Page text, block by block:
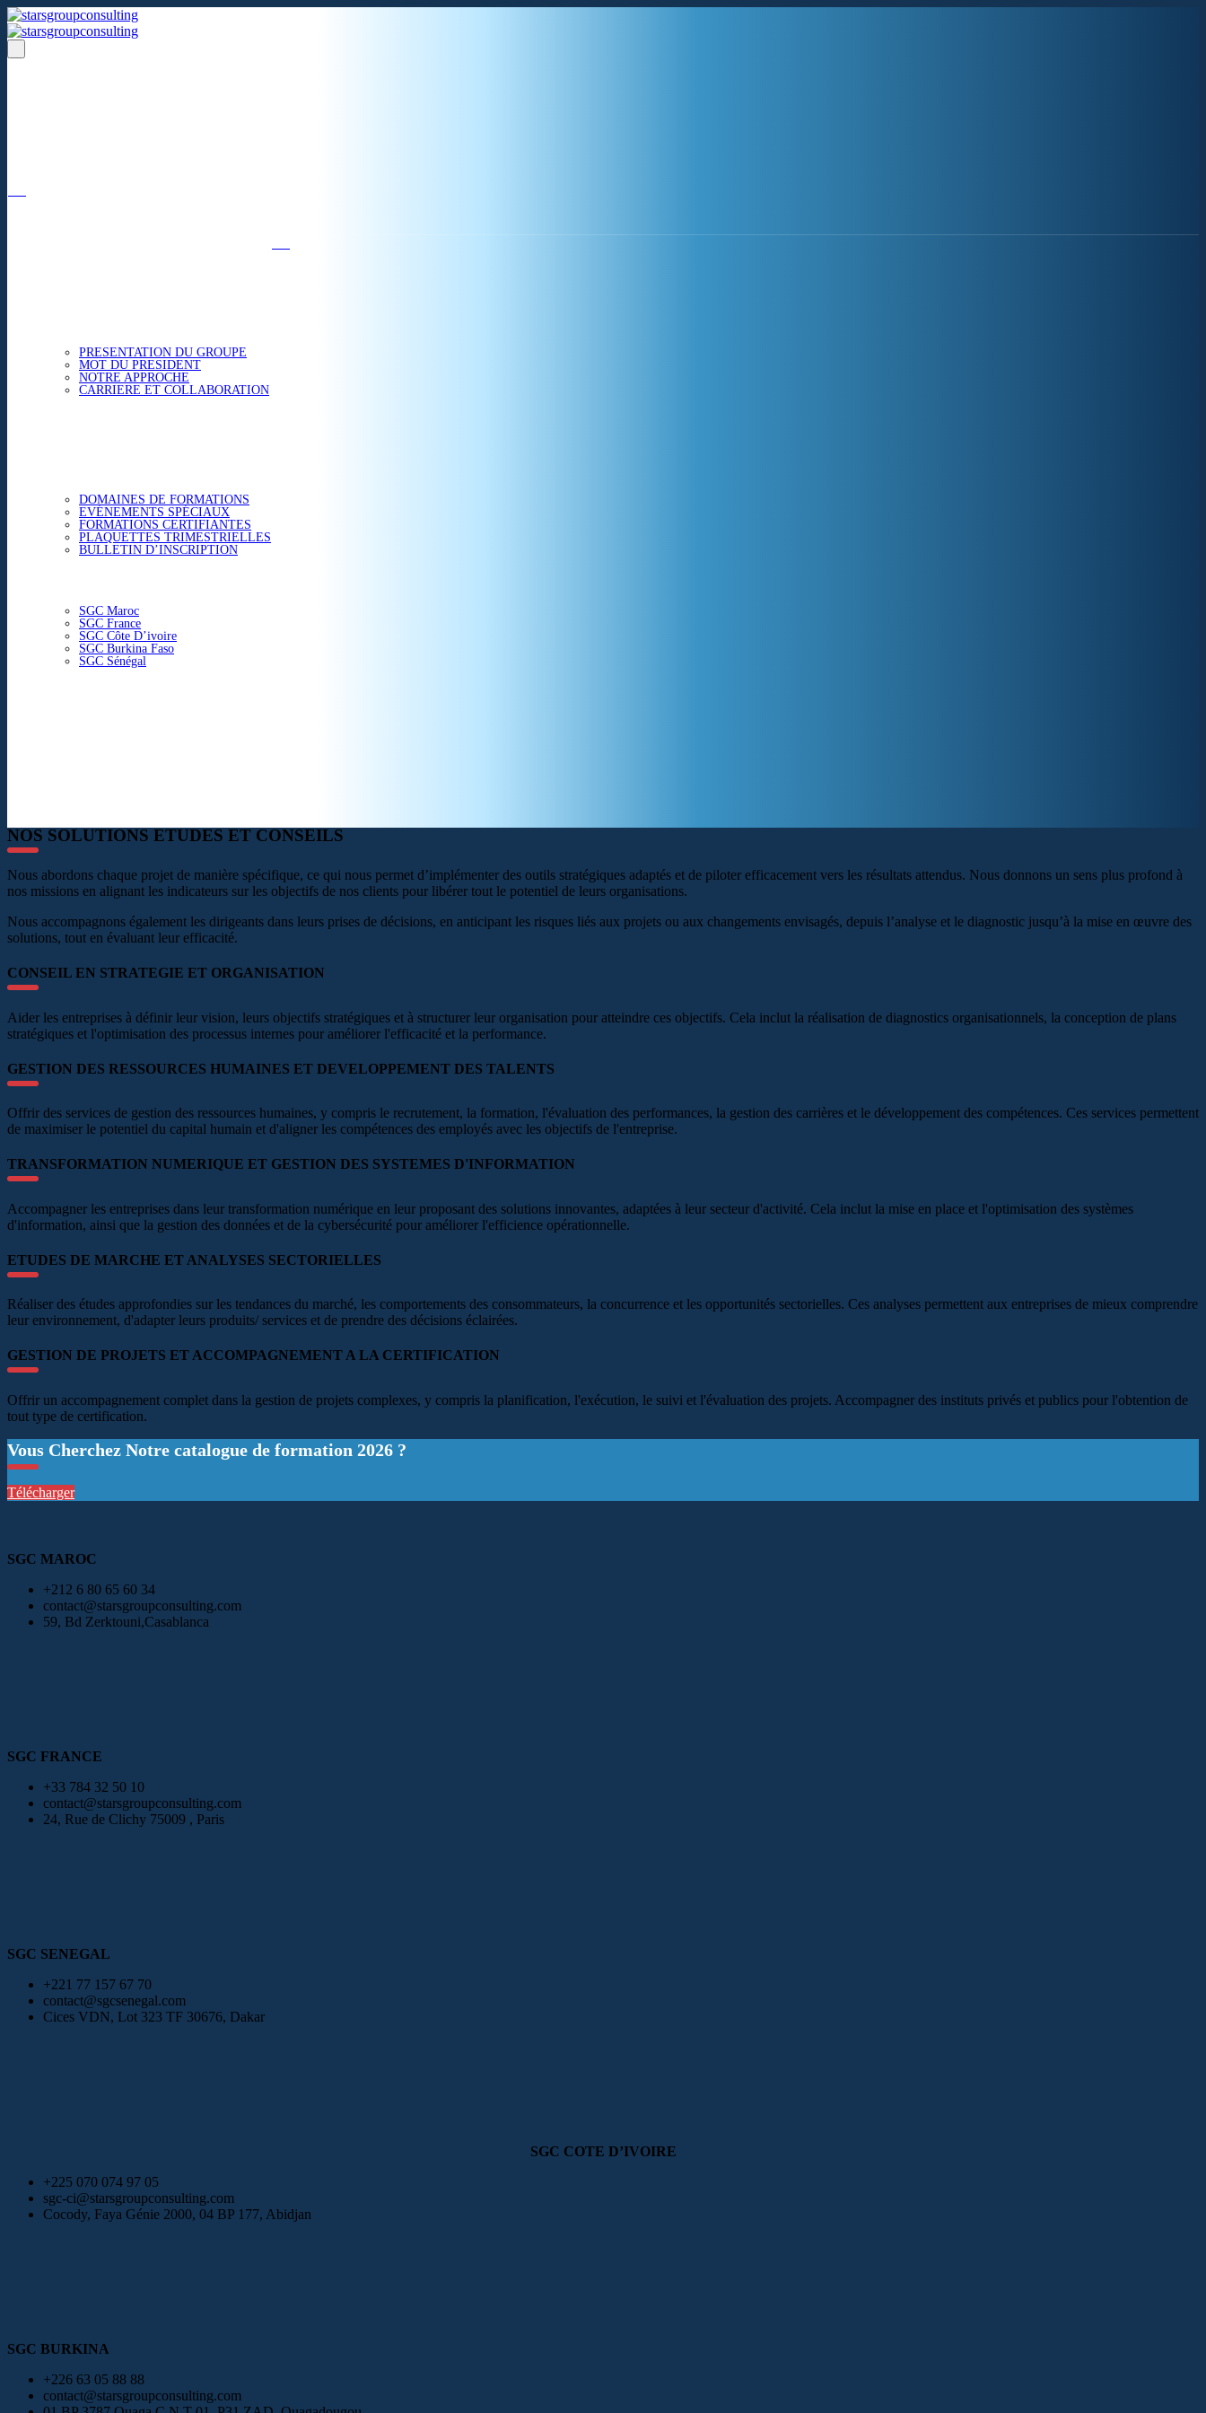
PRESENTATION DU GROUPE
MOT DU PRESIDENT
NOTRE APPROCHE
CARRIERE ET COLLABORATION
DOMAINES DE FORMATIONS
EVÉNEMENTS SPÉCIAUX
FORMATIONS CERTIFIANTES
PLAQUETTES TRIMESTRIELLES
BULLETIN D’INSCRIPTION
SGC Maroc
SGC France
SGC Côte D’ivoire
SGC Burkina Faso
SGC Sénégal
NOS SOLUTIONS ETUDES ET CONSEILS
Nous abordons chaque projet de manière spécifique, ce qui nous permet d’implémenter des outils stratégiques adaptés et de piloter efficacement vers les résultats attendus. Nous donnons un sens plus profond à
nos missions en alignant les indicateurs sur les objectifs de nos clients pour libérer tout le potentiel de leurs organisations.
Nous accompagnons également les dirigeants dans leurs prises de décisions, en anticipant les risques liés aux projets ou aux changements envisagés, depuis l’analyse et le diagnostic jusqu’à la mise en œuvre des
solutions, tout en évaluant leur efficacité.
CONSEIL EN STRATEGIE ET ORGANISATION
Aider les entreprises à définir leur vision, leurs objectifs stratégiques et à structurer leur organisation pour atteindre ces objectifs. Cela inclut la réalisation de diagnostics organisationnels, la conception de plans
stratégiques et l'optimisation des processus internes pour améliorer l'efficacité et la performance.
GESTION DES RESSOURCES HUMAINES ET DEVELOPPEMENT DES TALENTS
Offrir des services de gestion des ressources humaines, y compris le recrutement, la formation, l'évaluation des performances, la gestion des carrières et le développement des compétences. Ces services permettent
de maximiser le potentiel du capital humain et d'aligner les compétences des employés avec les objectifs de l'entreprise.
TRANSFORMATION NUMERIQUE ET GESTION DES SYSTEMES D'INFORMATION
Accompagner les entreprises dans leur transformation numérique en leur proposant des solutions innovantes, adaptées à leur secteur d'activité. Cela inclut la mise en place et l'optimisation des systèmes
d'information, ainsi que la gestion des données et de la cybersécurité pour améliorer l'efficience opérationnelle.
ETUDES DE MARCHE ET ANALYSES SECTORIELLES
Réaliser des études approfondies sur les tendances du marché, les comportements des consommateurs, la concurrence et les opportunités sectorielles. Ces analyses permettent aux entreprises de mieux comprendre
leur environnement, d'adapter leurs produits/ services et de prendre des décisions éclairées.
GESTION DE PROJETS ET ACCOMPAGNEMENT A LA CERTIFICATION
Offrir un accompagnement complet dans la gestion de projets complexes, y compris la planification, l'exécution, le suivi et l'évaluation des projets. Accompagner des instituts privés et publics pour l'obtention de
tout type de certification.
Vous Cherchez Notre catalogue de formation 2026 ?
Télécharger
SGC MAROC
+212 6 80 65 60 34
contact@starsgroupconsulting.com
59, Bd Zerktouni,Casablanca
SGC FRANCE
+33 784 32 50 10
contact@starsgroupconsulting.com
24, Rue de Clichy 75009 , Paris
SGC SENEGAL
+221 77 157 67 70
contact@sgcsenegal.com
Cices VDN, Lot 323 TF 30676, Dakar
SGC COTE D’IVOIRE
+225 070 074 97 05
sgc-ci@starsgroupconsulting.com
Cocody, Faya Génie 2000, 04 BP 177, Abidjan
SGC BURKINA
+226 63 05 88 88
contact@starsgroupconsulting.com